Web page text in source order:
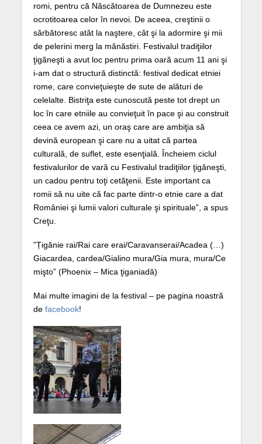
romi, pentru că Născătoarea de Dumnezeu este
ocrotitoarea celor în nevoi. De aceea, creştinii o
sărbătoresc atât la naştere, cât şi la adormire şi mii
de pelerini merg la mănăstiri. Festivalul tradiţiilor
ţigăneşti a avut loc pentru prima oară acum 11 ani şi
i-am dat o structură distinctă: festival dedicat etniei
rome, care convieţuieşte de sute de alături de
celelalte. Bistriţa este cunoscută peste tot drept un
loc în care etniile au convieţuit în pace şi au construit
ceea ce avem azi, un oraş care are ambiţia să
devină european şi care nu a uitat că partea
culturală, de suflet, este esenţială. Încheiem ciclul
festivalurilor de vară cu Festivalul tradiţiilor ţigăneşti,
un cadou pentru toţi cetăţenii. Este important ca
romii să nu uite că fac parte dintr-o etnie care a dat
României şi lumii valori culturale şi spirituale”, a spus
Creţu.
”Țigănie rai/Rai care erai/Caravanserai/Acadea (…)
Giacardea, cardea/Gialino mura/Gia mura, mura/Ce
mişto” (Phoenix – Mica ţiganiadă)
Mai multe imagini de la festival – pe pagina noastră
de facebook!